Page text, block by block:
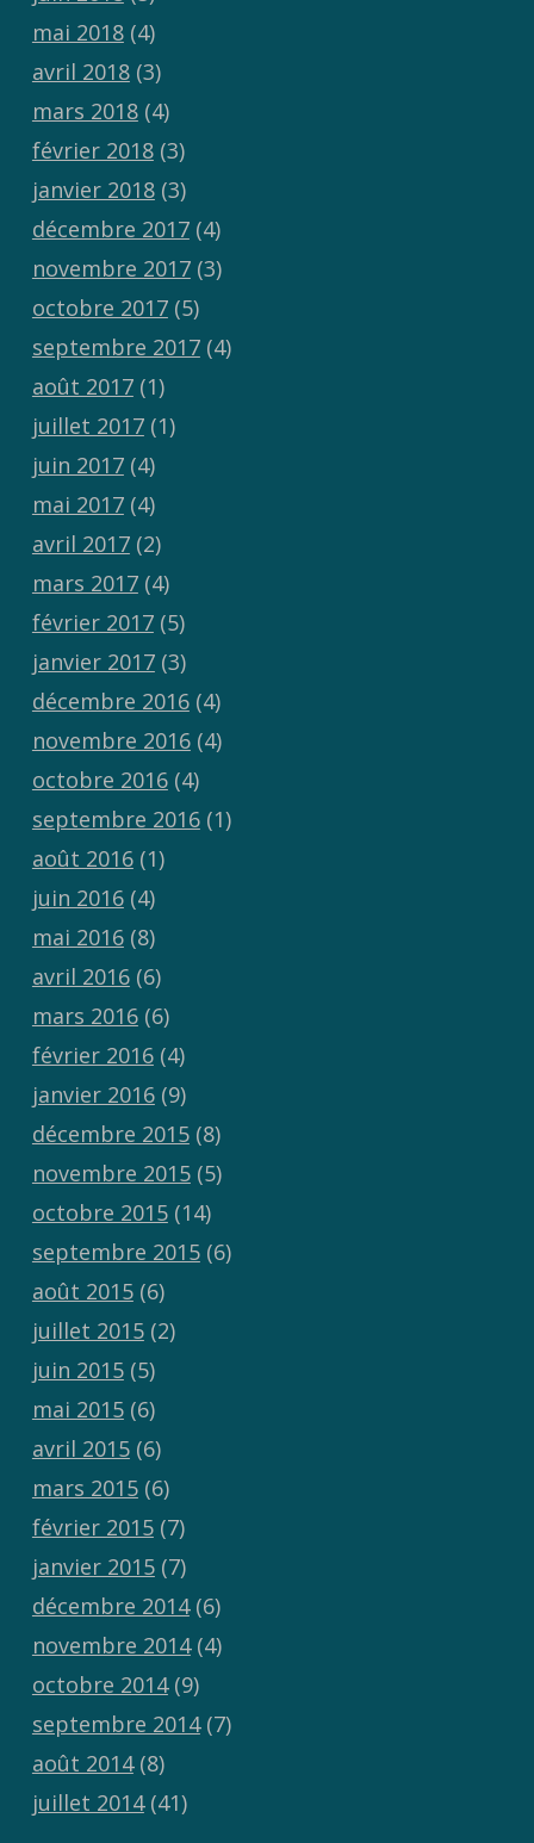
mai 2018(4)
avril 2018(3)
mars 2018(4)
février 2018(3)
janvier 2018(3)
décembre 2017(4)
novembre 2017(3)
octobre 2017(5)
septembre 2017(4)
août 2017(1)
juillet 2017(1)
juin 2017(4)
mai 2017(4)
avril 2017(2)
mars 2017(4)
février 2017(5)
janvier 2017(3)
décembre 2016(4)
novembre 2016(4)
octobre 2016(4)
septembre 2016(1)
août 2016(1)
juin 2016(4)
mai 2016(8)
avril 2016(6)
mars 2016(6)
février 2016(4)
janvier 2016(9)
décembre 2015(8)
novembre 2015(5)
octobre 2015(14)
septembre 2015(6)
août 2015(6)
juillet 2015(2)
juin 2015(5)
mai 2015(6)
avril 2015(6)
mars 2015(6)
février 2015(7)
janvier 2015(7)
décembre 2014(6)
novembre 2014(4)
octobre 2014(9)
septembre 2014(7)
août 2014(8)
juillet 2014(41)